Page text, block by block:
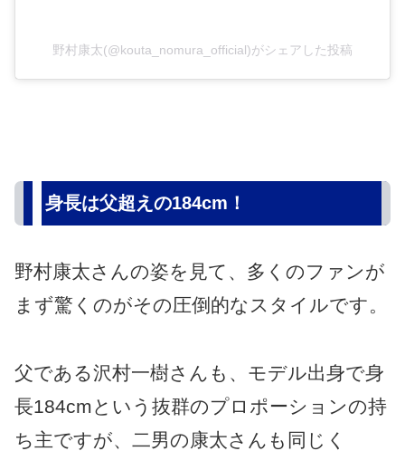
野村康太(@kouta_nomura_official)がシェアした投稿
身長は父超えの184cm！
野村康太さんの姿を見て、多くのファンが
まず驚くのがその圧倒的なスタイルです。
父である沢村一樹さんも、モデル出身で身
長184cmという抜群のプロポーションの持
ち主ですが、二男の康太さんも同じく